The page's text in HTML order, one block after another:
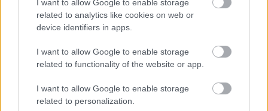
I want to allow Google to enable storage
related to analytics like cookies on web or
device identifiers in apps.
I want to allow Google to enable storage
related to functionality of the website or app.
I want to allow Google to enable storage
related to personalization.
Illóolaj használatakor óvatosság szükséges. A
borsmentaolaj nem oldódik megfelelően a vízben, ezért
közvetlenül a fürdővízbe cseppentve koncentráltan
érintkezhet a bőrrel. Ez irritációhoz vezethet.
Biztonságosabb lehet kész, lábfürdőhöz készült
kozmetikai terméket választani, és követni a használati
útmutatót.